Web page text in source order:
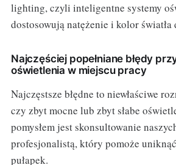
lighting, czyli inteligentne systemy
dostosowują natężenie i kolor światła
Najczęściej popełniane błędy
oświetlenia w miejscu pracy
Najczęstsze błędne to niewłaściwe
czy zbyt mocne lub zbyt słabe
pomysłem jest skonsultowanie
profesjonalistą, który pomoże
pułapek.